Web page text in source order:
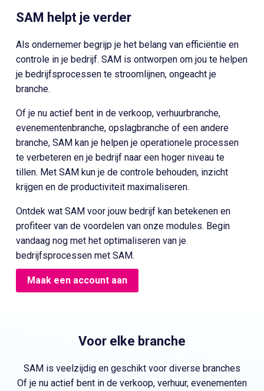
SAM helpt je verder
Als ondernemer begrijp je het belang van efficiëntie en
controle in je bedrijf. SAM is ontworpen om jou te helpen
je bedrijfsprocessen te stroomlijnen, ongeacht je
branche.
Of je nu actief bent in de verkoop, verhuurbranche,
evenementenbranche, opslagbranche of een andere
branche, SAM kan je helpen je operationele processen
te verbeteren en je bedrijf naar een hoger niveau te
tillen. Met SAM kun je de controle behouden, inzicht
krijgen en de productiviteit maximaliseren.
Ontdek wat SAM voor jouw bedrijf kan betekenen en
profiteer van de voordelen van onze modules. Begin
vandaag nog met het optimaliseren van je
bedrijfsprocessen met SAM.
Maak een account aan
Voor elke branche
SAM is veelzijdig en geschikt voor diverse branches
Of je nu actief bent in de verkoop, verhuur, evenementen